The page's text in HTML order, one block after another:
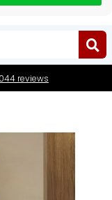
reviews